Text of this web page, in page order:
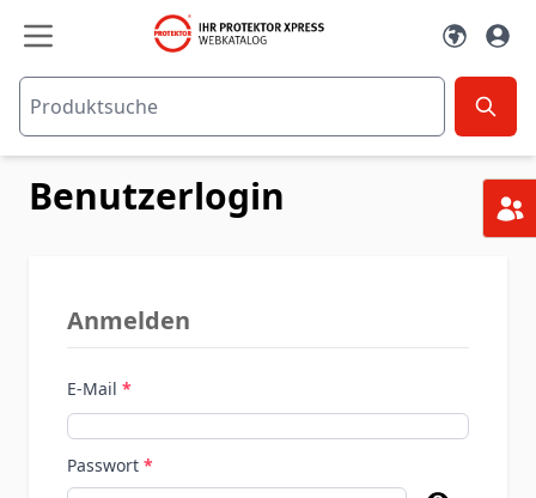
Zum Inhalt springen
Benutzerlogin
Anmelden
E-Mail
Passwort